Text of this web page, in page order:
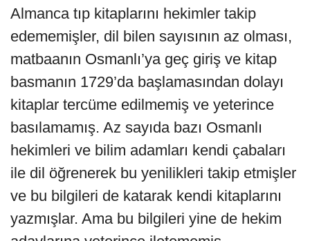
Almanca tıp kitaplarını hekimler takip
edememişler, dil bilen sayısının az olması,
matbaanın Osmanlı’ya geç giriş ve kitap
basmanın 1729’da başlamasından dolayı
kitaplar tercüme edilmemiş ve yeterince
basılamamış. Az sayıda bazı Osmanlı
hekimleri ve bilim adamları kendi çabaları
ile dil öğrenerek bu yenilikleri takip etmişler
ve bu bilgileri de katarak kendi kitaplarını
yazmışlar. Ama bu bilgileri yine de hekim